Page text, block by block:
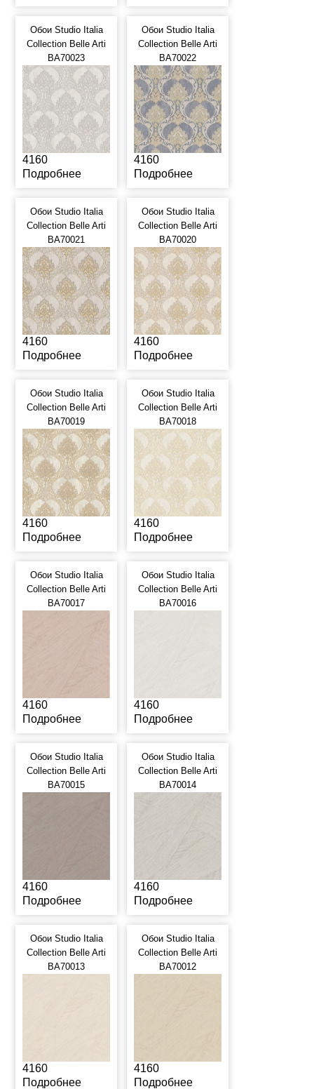
Обои Studio Italia
Collection Belle Arti
BA70023
4160
Подробнее
Обои Studio Italia
Collection Belle Arti
BA70022
4160
Подробнее
Обои Studio Italia
Collection Belle Arti
BA70021
4160
Подробнее
Обои Studio Italia
Collection Belle Arti
BA70020
4160
Подробнее
Обои Studio Italia
Collection Belle Arti
BA70019
4160
Подробнее
Обои Studio Italia
Collection Belle Arti
BA70018
4160
Подробнее
Обои Studio Italia
Collection Belle Arti
BA70017
4160
Подробнее
Обои Studio Italia
Collection Belle Arti
BA70016
4160
Подробнее
Обои Studio Italia
Collection Belle Arti
BA70015
4160
Подробнее
Обои Studio Italia
Collection Belle Arti
BA70014
4160
Подробнее
Обои Studio Italia
Collection Belle Arti
BA70013
4160
Подробнее
Обои Studio Italia
Collection Belle Arti
BA70012
4160
Подробнее